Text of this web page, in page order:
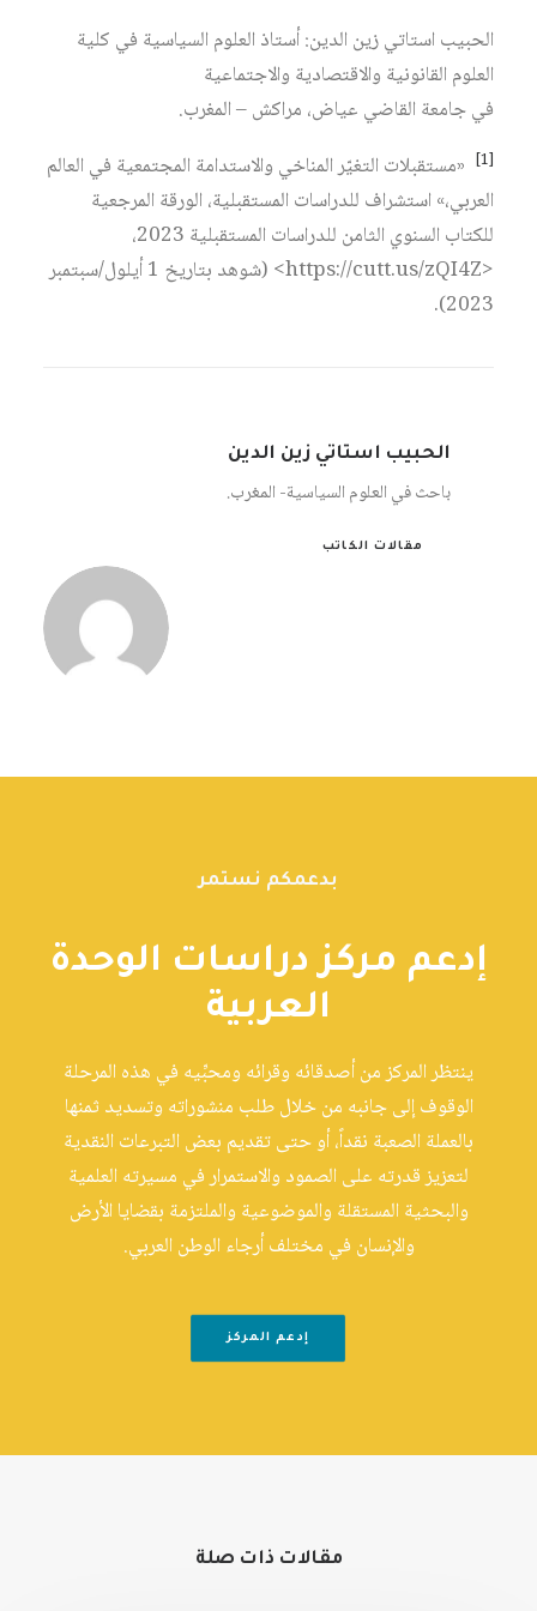
الحبيب استاتي زين الدين: أستاذ العلوم السياسية في كلية
العلوم القانونية والاقتصادية والاجتماعية
في جامعة القاضي عياض، مراكش – المغرب.
[1]
«مستقبلات التغيّر المناخي والاستدامة المجتمعية في العالم
العربي،» استشراف للدراسات المستقبلية، الورقة المرجعية
للكتاب السنوي الثامن للدراسات المستقبلية 2023،
<https://cutt.us/zQI4Z> (شوهد بتاريخ 1 أيلول/سبتمبر
2023).
الحبيب استاتي زين الدين
باحث في العلوم السياسية- المغرب.
مقالات الكاتب
بدعمكم نستمر
إدعم مركز دراسات الوحدة
العربية
ينتظر المركز من أصدقائه وقرائه ومحبِّيه في هذه المرحلة
الوقوف إلى جانبه من خلال طلب منشوراته وتسديد ثمنها
بالعملة الصعبة نقداً، أو حتى تقديم بعض التبرعات النقدية
لتعزيز قدرته على الصمود والاستمرار في مسيرته العلمية
والبحثية المستقلة والموضوعية والملتزمة بقضايا الأرض
والإنسان في مختلف أرجاء الوطن العربي.
إدعم المركز
مقالات ذات صلة